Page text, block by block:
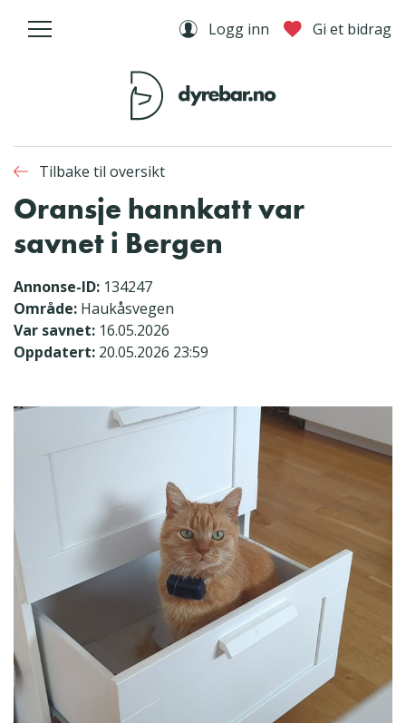
Logg inn Gi et bidrag
Tilbake til oversikt
Oransje hannkatt var
savnet i Bergen
Annonse-ID: 134247
Område: Haukåsvegen
Var savnet: 16.05.2026
Oppdatert: 20.05.2026 23:59